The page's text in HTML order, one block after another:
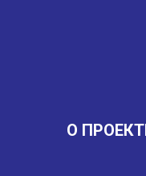
О